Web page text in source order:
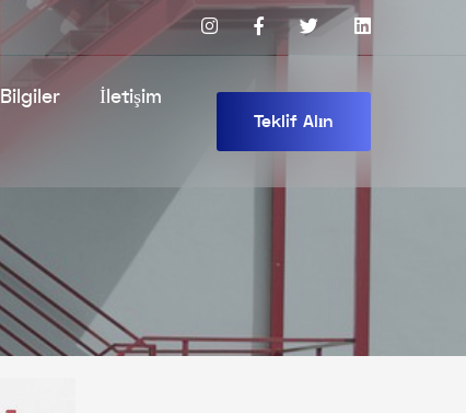
Bilgiler İletişim
Teklif Alın